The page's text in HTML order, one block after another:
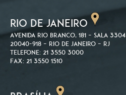
RIO DE JANEIRO
Avenida Rio Branco, 181 – Sala 3304
20040-918 – Rio de Janeiro – RJ
Telefone: 21 3550 3000
Fax: 21 3550 1510